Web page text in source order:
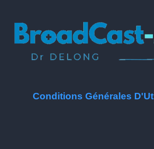
Conditions Générales